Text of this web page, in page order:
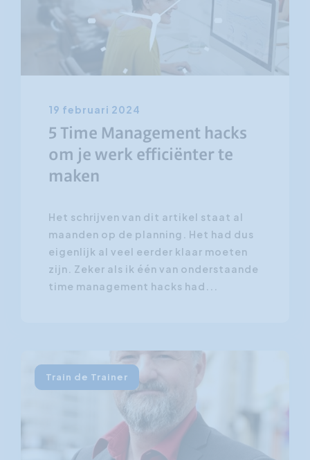
19 februari 2024
5 Time Management hacks
om je werk efficiënter te
maken
Het schrijven van dit artikel staat al
maanden op de planning. Het had dus
eigenlijk al veel eerder klaar moeten
zijn. Zeker als ik één van onderstaande
time management hacks had...
Train de Trainer